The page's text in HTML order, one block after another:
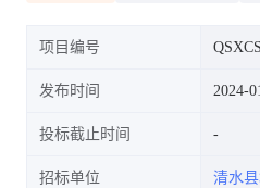
项目编号
发布时间 2024-
投标截止时间
招标单位 清水